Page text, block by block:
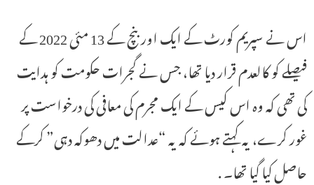
اس نے سپریم کورٹ کے ایک اور بنچ کے 13 مئی 2022 کے
فیصلے کو کالعدم قرار دیا تھا، جس نے گجرات حکومت کو ہدایت
کی تھی کہ وہ اس کیس کے ایک مجرم کی معافی کی درخواست پر
غور کرے، یہ کہتے ہوئے کہ یہ “عدالت میں دھوکہ دہی” کرکے
حاصل کیا گیا تھا۔ .